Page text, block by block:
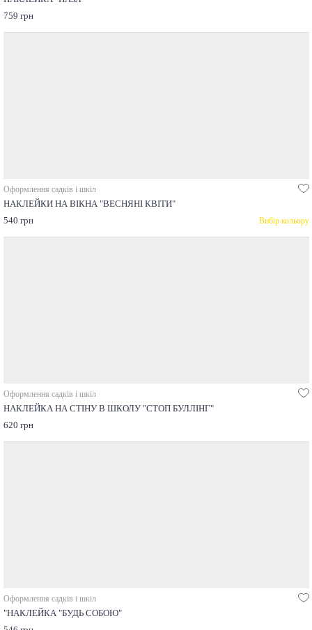
759 грн
Оформлення садків і шкіл
НАКЛЕЙКИ НА ВІКНА "ВЕСНЯНІ КВІТИ"
540 грн
Вибір кольору
Оформлення садків і шкіл
НАКЛЕЙКА НА СТІНУ В ШКОЛУ "СТОП БУЛЛІНГ"
620 грн
Оформлення садків і шкіл
"НАКЛЕЙКА "БУДЬ СОБОЮ"